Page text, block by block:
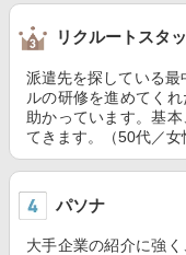
リクルートスタ
派遣先を探している最
ルの研修を進めてく
助かっています。基
てきます。（50代／女
パソナ
大手企業の紹介に強